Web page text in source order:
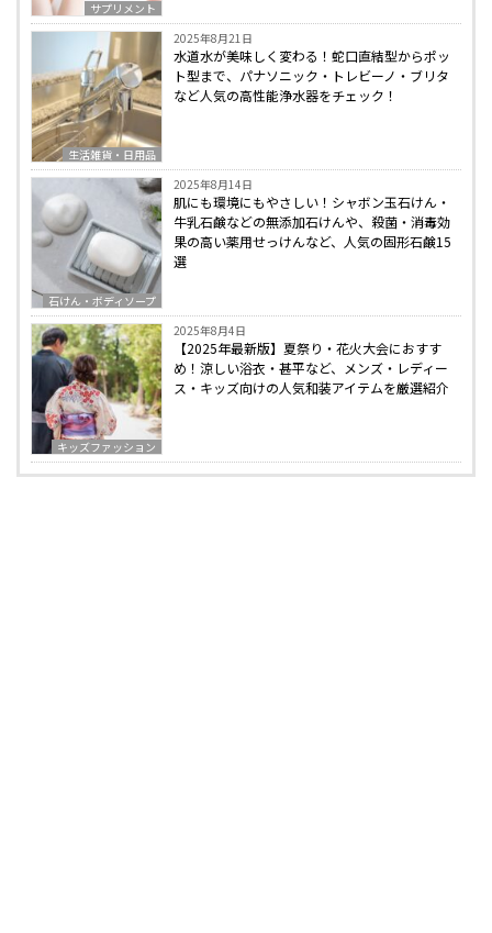
サプリメント
生活雑貨・日用品
2025年8月21日
水道水が美味しく変わる！蛇口直結型からポッ
ト型まで、パナソニック・トレビーノ・ブリタ
など人気の高性能浄水器をチェック！
石けん・ボディソープ
2025年8月14日
肌にも環境にもやさしい！シャボン玉石けん・
牛乳石鹸などの無添加石けんや、殺菌・消毒効
果の高い薬用せっけんなど、人気の固形石鹸15
選
キッズファッション
2025年8月4日
【2025年最新版】夏祭り・花火大会におすす
め！涼しい浴衣・甚平など、メンズ・レディー
ス・キッズ向けの人気和装アイテムを厳選紹介